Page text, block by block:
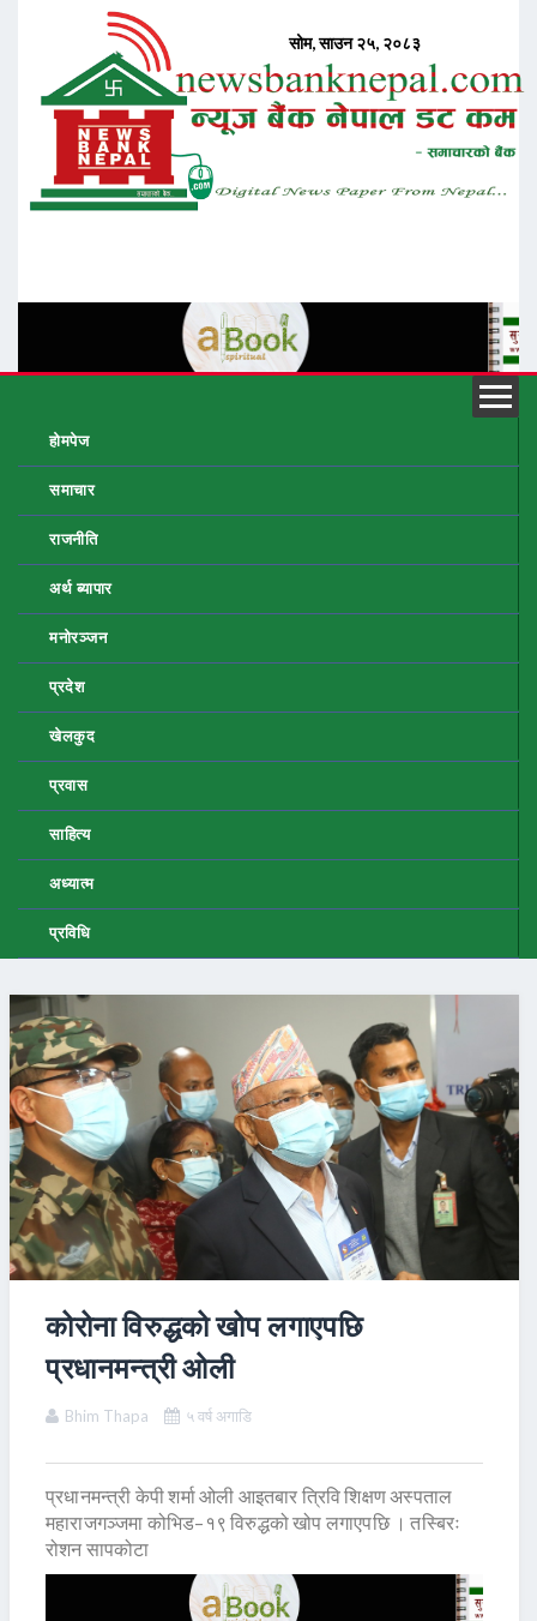
होमपेज
समाचार
राजनीति
अर्थ ब्यापार
मनोरञ्जन
प्रदेश
खेलकुद
प्रवास
साहित्य
अध्यात्म
प्रविधि
कोरोना विरुद्धको खोप लगाएपछि
प्रधानमन्त्री ओली
Bhim Thapa ५ वर्ष अगाडि
प्रधानमन्त्री केपी शर्मा ओली आइतबार त्रिवि शिक्षण अस्पताल
महाराजगञ्जमा कोभिड–१९ विरुद्धको खोप लगाएपछि । तस्बिरः
रोशन सापकोटा